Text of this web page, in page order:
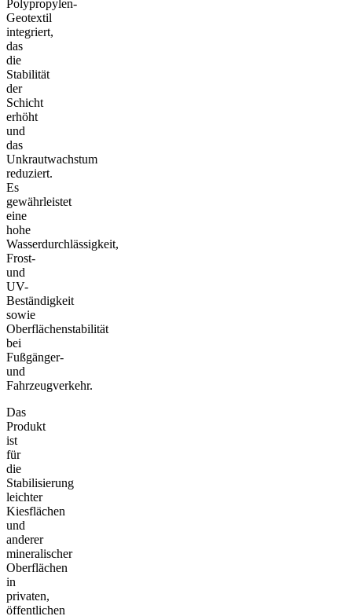
Polypropylen-
Geotextil
integriert,
das
die
Stabilität
der
Schicht
erhöht
und
das
Unkrautwachstum
reduziert.
Es
gewährleistet
eine
hohe
Wasserdurchlässigkeit,
Frost-
und
UV-
Beständigkeit
sowie
Oberflächenstabilität
bei
Fußgänger-
und
Fahrzeugverkehr.
Das
Produkt
ist
für
die
Stabilisierung
leichter
Kiesflächen
und
anderer
mineralischer
Oberflächen
in
privaten,
öffentlichen